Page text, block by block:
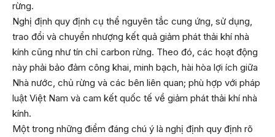
rừng.
Nghị định quy định cụ thể nguyên tắc cung ứng, sử dụng,
trao đổi và chuyển nhượng kết quả giảm phát thải khí nhà
kính cũng như tín chỉ carbon rừng. Theo đó, các hoạt động
này phải bảo đảm công khai, minh bạch, hài hòa lợi ích giữa
Nhà nước, chủ rừng và các bên liên quan; phù hợp với pháp
luật Việt Nam và cam kết quốc tế về giảm phát thải khí nhà
kính.
Một trong những điểm đáng chú ý là nghị định quy định rõ